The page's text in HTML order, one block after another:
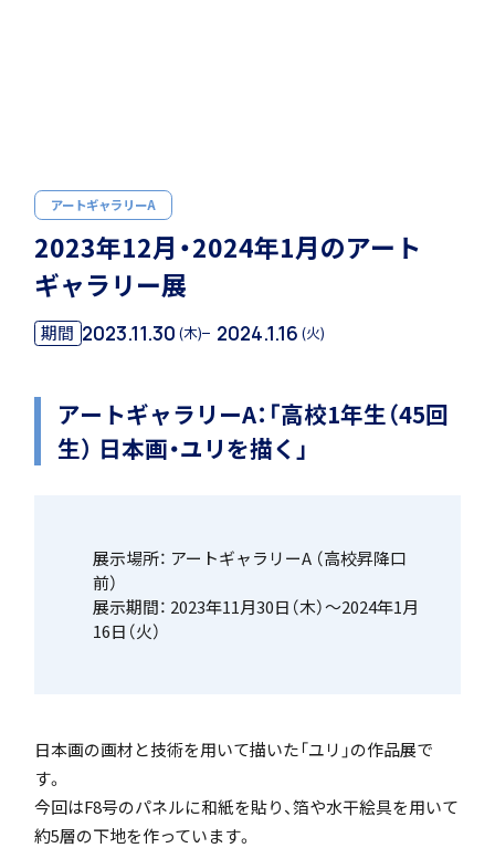
アートギャラリーA
2023年12月・2024年1月のアート
ギャラリー展
期間 2023.11.30 (木) 2024.1.16 (火)
アートギャラリーA：「高校1年生（45回
生） 日本画・ユリを描く」
展示場所： アートギャラリーA （高校昇降口
前）
展示期間： 2023年11月30日（木）～2024年1月
16日（火）
日本画の画材と技術を用いて描いた「ユリ」の作品展で
す。
今回はF8号のパネルに和紙を貼り、箔や水干絵具を用いて
約5層の下地を作っています。
学校長挨拶
特色